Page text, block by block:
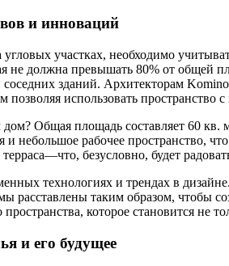
и инноваций
участках, необходимо
не должна превышать 80% от общей
зданий. Архитекторам
позволяя использовать пространство
дом? Общая площадь составляет 60
и небольшое рабочее пространство,
безусловно, будет
технологиях и трендах в
таким образом, чтобы
которое становится не
и его будущее